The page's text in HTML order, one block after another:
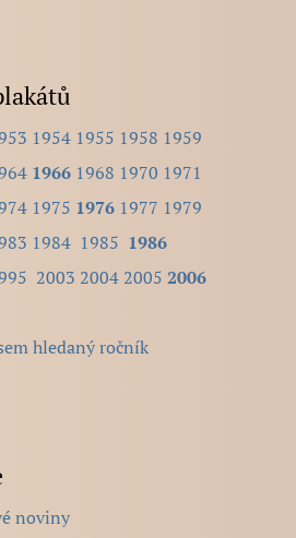
1954 1955 1958 1959
1966 1968 1970 1971
1975 1976 1977 1979
1984 1985 1986
2003 2004 2005 2006
hledaný ročník
noviny